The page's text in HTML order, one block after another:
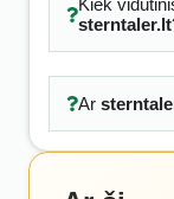
Kiek
sterntaler.lt
Ar